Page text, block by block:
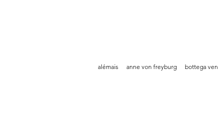
alémais anne von freyburg bottega